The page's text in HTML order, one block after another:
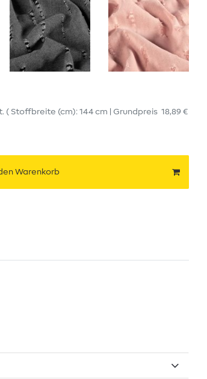
( Stoffbreite (cm): 144 cm | Grundpreis 18,89 €
Warenkorb